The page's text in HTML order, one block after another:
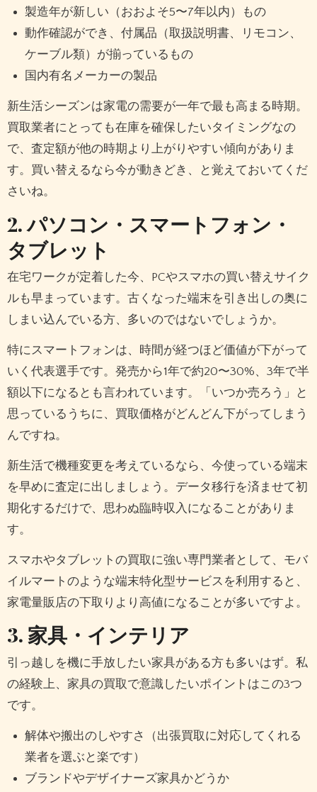
製造年が新しい（おおよそ5〜7年以内）もの
動作確認ができ、付属品（取扱説明書、リモコン、
ケーブル類）が揃っているもの
国内有名メーカーの製品
新生活シーズンは家電の需要が一年で最も高まる時期。
買取業者にとっても在庫を確保したいタイミングなの
で、査定額が他の時期より上がりやすい傾向がありま
す。買い替えるなら今が動きどき、と覚えておいてくだ
さいね。
2. パソコン・スマートフォン・
タブレット
在宅ワークが定着した今、PCやスマホの買い替えサイク
ルも早まっています。古くなった端末を引き出しの奥に
しまい込んでいる方、多いのではないでしょうか。
特にスマートフォンは、時間が経つほど価値が下がって
いく代表選手です。発売から1年で約20〜30%、3年で半
額以下になるとも言われています。「いつか売ろう」と
思っているうちに、買取価格がどんどん下がってしまう
んですね。
新生活で機種変更を考えているなら、今使っている端末
を早めに査定に出しましょう。データ移行を済ませて初
期化するだけで、思わぬ臨時収入になることがありま
す。
スマホやタブレットの買取に強い専門業者として、モバ
イルマートのような端末特化型サービスを利用すると、
家電量販店の下取りより高値になることが多いですよ。
3. 家具・インテリア
引っ越しを機に手放したい家具がある方も多いはず。私
の経験上、家具の買取で意識したいポイントはこの3つ
です。
解体や搬出のしやすさ（出張買取に対応してくれる
業者を選ぶと楽です）
ブランドやデザイナーズ家具かどうか